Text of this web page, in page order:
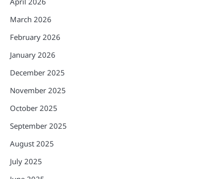
March 2026
February 2026
January 2026
December 2025
November 2025
October 2025
September 2025
August 2025
July 2025